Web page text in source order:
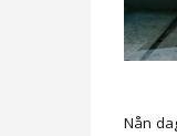
Nån